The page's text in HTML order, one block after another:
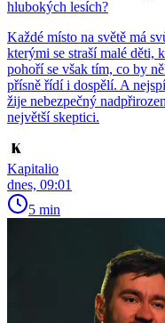
hlubokých lesích?
Každé místo na světě má
kterými se straší malé děti,
pohoří se však tím, co by
přísně řídí i dospělí. A
žije nebezpečný
největší skeptici.
Kapitalio
dnes, 09:01
5 min